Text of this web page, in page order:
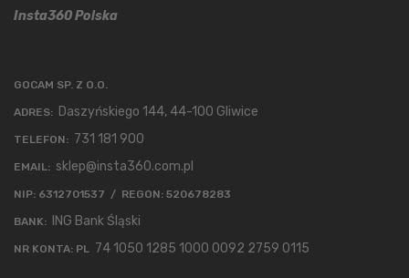
Insta360 Polska
GOCAM SP. Z O.O.
ADRES: Daszyńskiego 144, 44-100 Gliwice
TELEFON: 731 181 900
EMAIL: sklep@insta360.com.pl
NIP: 6312701537 / REGON: 520678283
BANK: ING Bank Śląski
NR KONTA: PL 74 1050 1285 1000 0092 2759 0115